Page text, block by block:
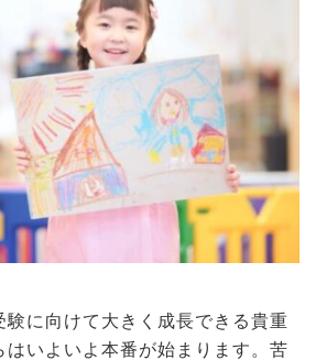
験に向けて大きく成長できる貴重
はいよいよ本番が始まります。苦